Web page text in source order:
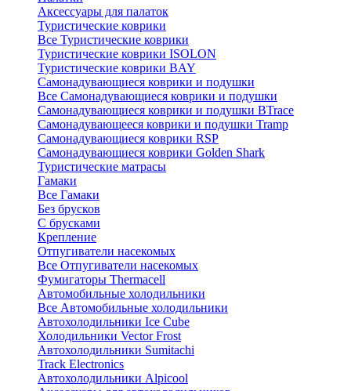
Аксессуары для палаток
Туристические коврики
Все Туристические коврики
Туристические коврики ISOLON
Туристические коврики BAY
Самонадувающиеся коврики и подушки
Все Самонадувающиеся коврики и подушки
Самонадувающиеся коврики и подушки BTrace
Самонадувающееся коврики и подушки Tramp
Самонадувающиеся коврики RSP
Самонадувающиеся коврики Golden Shark
Туристические матрасы
Гамаки
Все Гамаки
Без брусков
С брусками
Крепление
Отпугиватели насекомых
Все Отпугиватели насекомых
Фумигаторы Thermacell
Автомобильные холодильники
Все Автомобильные холодильники
Автохолодильники Ice Cube
Холодильники Vector Frost
Автохолодильники Sumitachi
Track Electronics
Автохолодильники Alpicool